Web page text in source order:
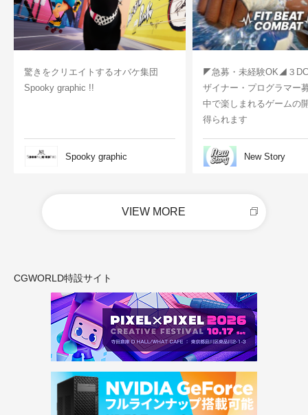
驚きをクリエイトするオバケ集団
Spooky graphic !!
Spooky graphic
◤急募・未経験OK◢３
ザイナー・プログラマー
中で楽しまれるゲームの
得られます
New Story
VIEW MORE
CGWORLD特設サイト